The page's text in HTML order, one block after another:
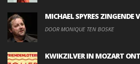
MICHAEL SPYRES ZINGENDE
DOOR MONIQUE TEN BOSKE
KWIKZILVER IN MOZART